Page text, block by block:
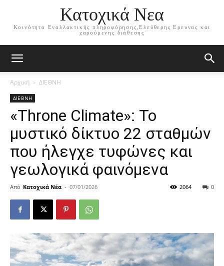
Κατοχικά Νεα
Κοινότητα Εναλλακτικής πληροφόρησης,Ελεύθερης Ερευνας και
χαρούμενης διάθεσης
Αρχική ΔΙΕΘΝΗ
ΔΙΕΘΝΗ
«Throne Climate»: Το
μυστικό δίκτυο 22 σταθμών
που ήλεγχε τυφώνες και
γεωλογικά φαινόμενα
Από Κατοχικά Νέα - 07/01/2026 0
2064